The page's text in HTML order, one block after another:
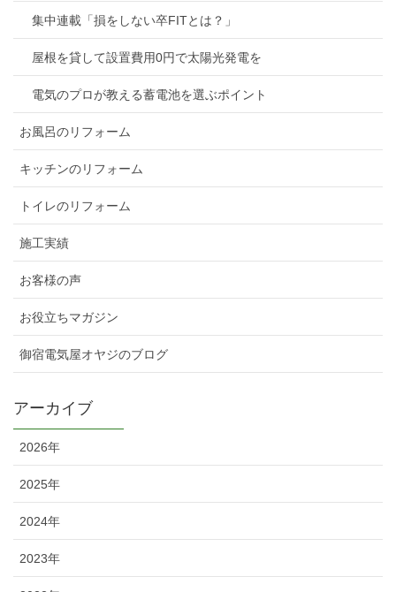
集中連載「損をしない卒FITとは？」
屋根を貸して設置費用0円で太陽光発電を
電気のプロが教える蓄電池を選ぶポイント
お風呂のリフォーム
キッチンのリフォーム
トイレのリフォーム
施工実績
お客様の声
お役立ちマガジン
御宿電気屋オヤジのブログ
アーカイブ
2026年
2025年
2024年
2023年